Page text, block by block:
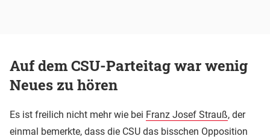
Auf dem CSU-Parteitag war wenig
Neues zu hören
Es ist freilich nicht mehr wie bei Franz Josef Strauß, der
einmal bemerkte, dass die CSU das bisschen Opposition